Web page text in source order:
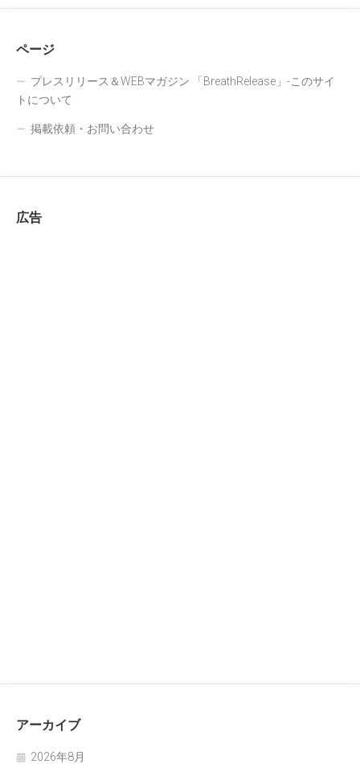
ページ
プレスリリース＆WEBマガジン 「BreathRelease」-このサイ
トについて
掲載依頼・お問い合わせ
広告
アーカイブ
2026年8月